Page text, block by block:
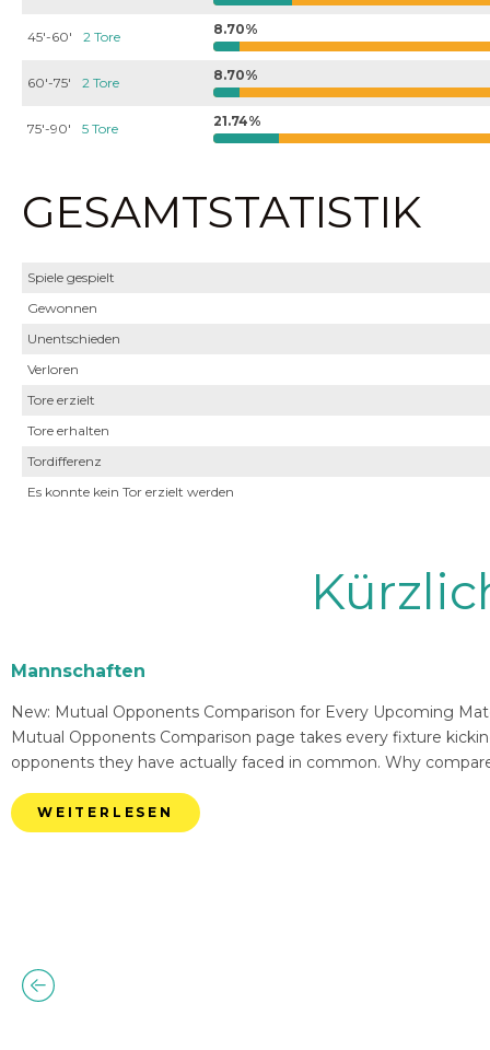
45'-60' 2 Tore 8.70%
60'-75' 2 Tore 8.70%
75'-90' 5 Tore 21.74%
GESAMTSTATISTIK
Spiele gespielt
Gewonnen
Unentschieden
Verloren
Tore erzielt
Tore erhalten
Tordifferenz
Es konnte kein Tor erzielt werden
Mannschaften
New: Mutual Opponents Comparison for Every Upcoming
Mutual Opponents Comparison page takes every fixture
opponents they have actually faced in common. Why
WEITERLESEN